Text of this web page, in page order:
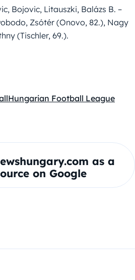
Bojovic, Litauszki, Balázs B. –
Zsótér (Onovo, 82.), Nagy
(Tischler, 69.).
Hungarian Football League
as a
on Google